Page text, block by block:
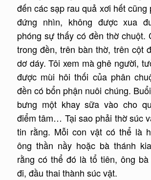
đến các sạp rau quả xơi hết cũng
đứng nhìn, không được xua
phóng sự thấy có đền thờ chuột.
trong đền, trên bàn thờ, trên cột
dơ dáy. Tôi xem mà ghê người,
được mùi hôi thối của phân
đền có bổn phận nuôi chúng.
bưng một khay sữa vào cho
điểm tâm… Tại sao phải thờ súc
tin rằng. Mỗi con vật có thể là
ông thần nầy hoặc bà thánh
rằng có thể đó là tổ tiên, ông
đi, đầu thai thành súc vật.